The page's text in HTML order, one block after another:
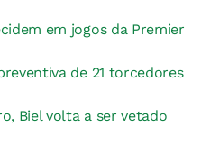
em jogos da Premier
de 21 torcedores
Biel volta a ser vetado